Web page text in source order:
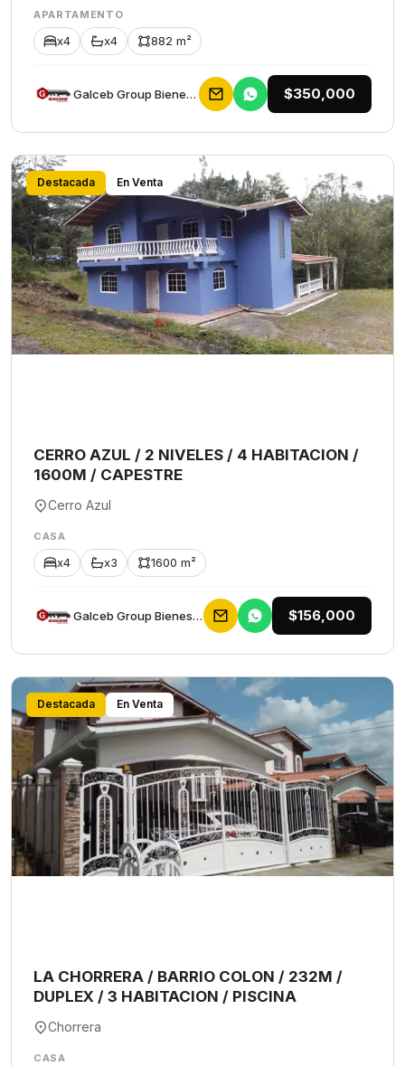
APARTAMENTO
x4 x4 882 m²
Galceb Group Bienes Raices $350,000
Destacada En Venta
CERRO AZUL / 2 NIVELES / 4 HABITACION /
1600M / CAPESTRE
Cerro Azul
CASA
x4 x3 1600 m²
Galceb Group Bienes Raices $156,000
Destacada En Venta
LA CHORRERA / BARRIO COLON / 232M /
DUPLEX / 3 HABITACION / PISCINA
Chorrera
CASA